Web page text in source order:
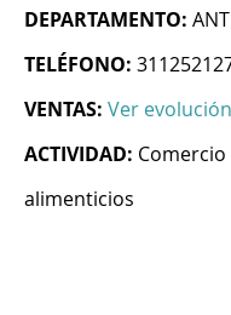
DEPARTAMENTO:
TELÉFONO:
VENTAS: Ver
ACTIVIDAD:
alimenticios